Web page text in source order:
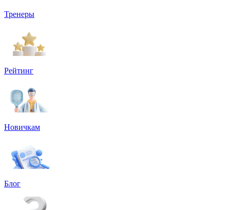
Тренеры
Рейтинг
Новичкам
Блог